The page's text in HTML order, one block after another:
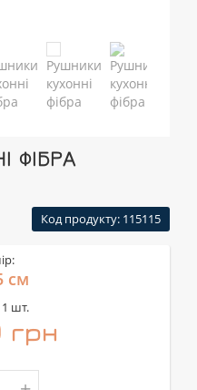
ФІБРА
Код продукту: 115115
см
1 шт.
грн